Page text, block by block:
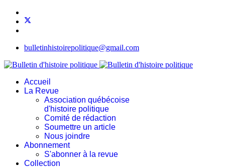
bulletinhistoirepolitique@gmail.com
Accueil
La Revue
Association québécoise
d'histoire politique
Comité de rédaction
Soumettre un article
Nous joindre
Abonnement
S'abonner à la revue
Collection